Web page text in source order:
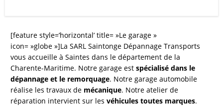
[feature style=’horizontal’ title= »Le garage »
icon= »globe »]La SARL Saintonge Dépannage Transports
vous accueille à Saintes dans le département de la
Charente-Maritime. Notre garage est spécialisé dans le
dépannage et le remorquage. Notre garage automobile
réalise les travaux de mécanique. Notre atelier de
réparation intervient sur les véhicules toutes marques.